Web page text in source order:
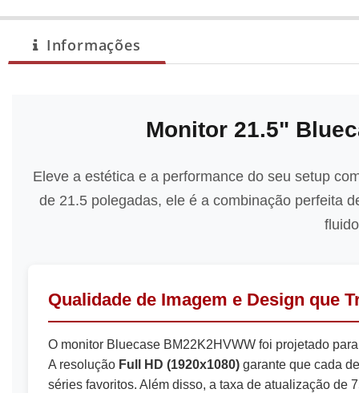
Informações
Monitor 21.5"
Eleve a estética e a performance do seu setup
de 21.5 polegadas, ele é a combinação perfeita
Qualidade de Imagem e Design que
O monitor Bluecase BM22K2HVWW foi projetado
A resolução Full HD (1920x1080) garante que cada
séries favoritos. Além disso, a taxa de atualização de